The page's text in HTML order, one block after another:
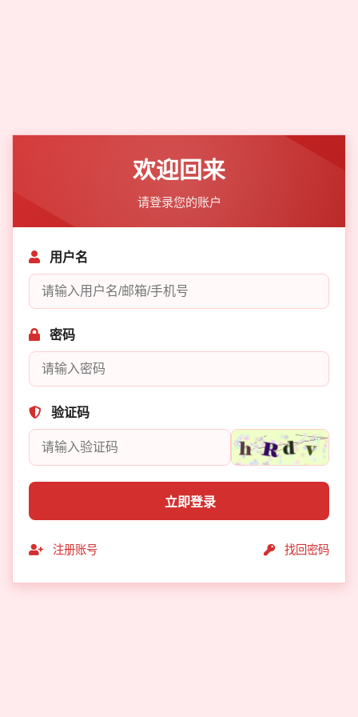
欢迎回来
请登录您的账户
用户名
密码
验证码
立即登录
注册账号 找回密码